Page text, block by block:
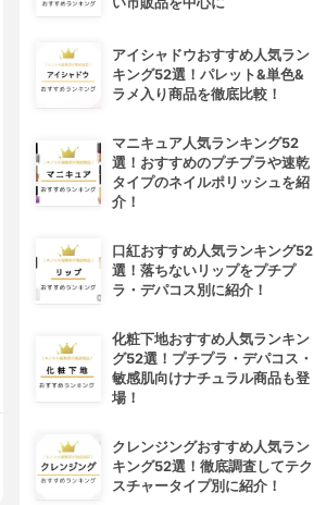
アイシャドウおすすめ人気ラン
キング52選！パレット&単色&
ラメ入り商品を徹底比較！
マニキュア人気ランキング52
選！おすすめのプチプラや速乾
タイプのネイルポリッシュを紹
介！
口紅おすすめ人気ランキング52
選！落ちないリップをプチプ
ラ・デパコス別に紹介！
化粧下地おすすめ人気ランキン
グ52選！プチプラ・デパコス・
敏感肌向けナチュラル商品も登
場！
クレンジングおすすめ人気ラン
キング52選！徹底調査してテク
スチャータイプ別に紹介！